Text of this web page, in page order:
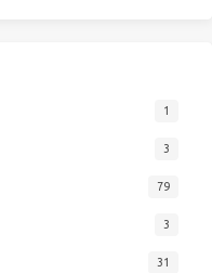
1
3
79
3
31